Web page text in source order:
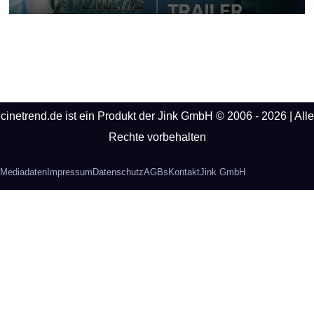
cinetrend.de ist ein Produkt der Jink GmbH © 2006 - 2026 | Alle
Rechte vorbehalten
Mediadaten Impressum DatenschutzAGBs KontaktJink GmbH